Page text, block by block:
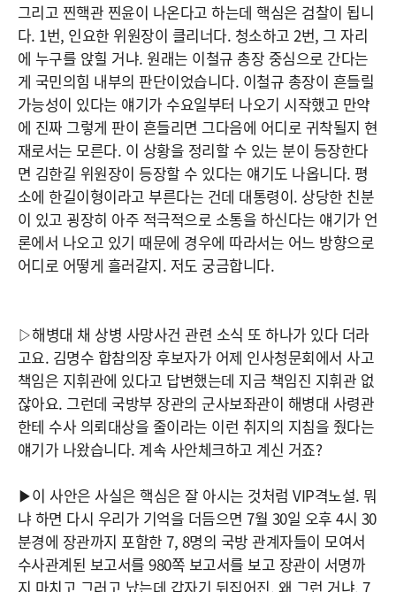
그리고 찐핵관 찐윤이 나온다고 하는데 핵심은 검찰이 됩니
다. 1번, 인요한 위원장이 클리너다. 청소하고 2번, 그 자리
에 누구를 앉힐 거냐. 원래는 이철규 총장 중심으로 간다는
게 국민의힘 내부의 판단이었습니다. 이철규 총장이 흔들릴
가능성이 있다는 얘기가 수요일부터 나오기 시작했고 만약
에 진짜 그렇게 판이 흔들리면 그다음에 어디로 귀착될지 현
재로서는 모른다. 이 상황을 정리할 수 있는 분이 등장한다
면 김한길 위원장이 등장할 수 있다는 얘기도 나옵니다. 평
소에 한길이형이라고 부른다는 건데 대통령이. 상당한 친분
이 있고 굉장히 아주 적극적으로 소통을 하신다는 얘기가 언
론에서 나오고 있기 때문에 경우에 따라서는 어느 방향으로
어디로 어떻게 흘러갈지. 저도 궁금합니다.
▷해병대 채 상병 사망사건 관련 소식 또 하나가 있다 더라
고요. 김명수 합참의장 후보자가 어제 인사청문회에서 사고
책임은 지휘관에 있다고 답변했는데 지금 책임진 지휘관 없
잖아요. 그런데 국방부 장관의 군사보좌관이 해병대 사령관
한테 수사 의뢰대상을 줄이라는 이런 취지의 지침을 줬다는
얘기가 나왔습니다. 계속 사안체크하고 계신 거죠?
▶이 사안은 사실은 핵심은 잘 아시는 것처럼 VIP격노설. 뭐
냐 하면 다시 우리가 기억을 더듬으면 7월 30일 오후 4시 30
분경에 장관까지 포함한 7, 8명의 국방 관계자들이 모여서
수사관계된 보고서를 980쪽 보고서를 보고 장관이 서명까
지 마치고 그러고 났는데 갑자기 뒤집어진. 왜 그런 거냐. 7